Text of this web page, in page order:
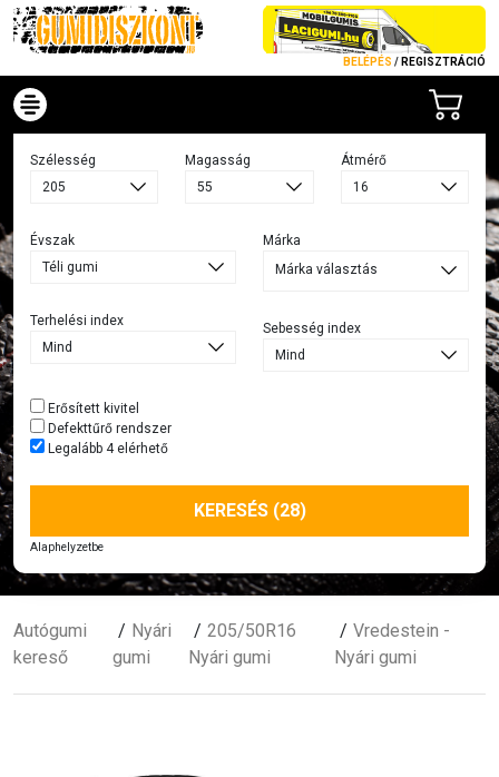
BELÉPÉS / REGISZTRÁCIÓ
Szélesség Magasság Átmérő
Évszak
Terhelési index
Márka
Márka választás
Sebesség index
Erősített kivitel
Defekttűrő rendszer
Legalább 4 elérhető
KERESÉS (28)
Alaphelyzetbe
Autógumi
kereső
Nyári
gumi
205/50R16
Nyári gumi
Vredestein -
Nyári gumi